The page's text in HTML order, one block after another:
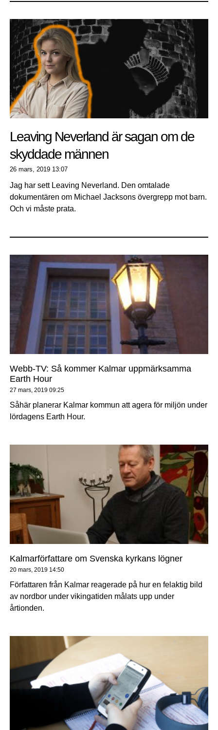
Leaving Neverland är sagan om de
skyddade männen
26 mars, 2019 13:07
Jag har sett Leaving Neverland. Den omtalade
dokumentären om Michael Jacksons övergrepp mot barn.
Och vi måste prata.
Webb-TV: Så kommer Kalmar uppmärksamma
Earth Hour
27 mars, 2019 09:25
Såhär planerar Kalmar kommun att agera för miljön under
lördagens Earth Hour.
Kalmarförfattare om Svenska kyrkans lögner
20 mars, 2019 14:50
Författaren från Kalmar reagerade på hur en felaktig bild
av nordbor under vikingatiden målats upp under
årtionden.